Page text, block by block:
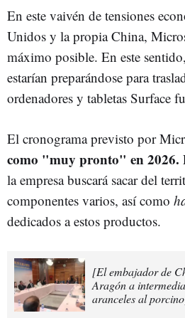
En este vaivén de tensiones
Unidos y la propia China,
máximo posible. En este
estarían preparándose para
ordenadores y tabletas Surface
El cronograma previsto por
como "muy pronto" en 2026.
la empresa buscará sacar del
componentes varios, así como
dedicados a estos productos.
[El embajador de
Aragón a
aranceles al